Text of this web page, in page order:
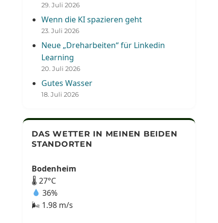
29. Juli 2026
Wenn die KI spazieren geht
23. Juli 2026
Neue „Dreharbeiten“ für Linkedin
Learning
20. Juli 2026
Gutes Wasser
18. Juli 2026
DAS WETTER IN MEINEN BEIDEN
STANDORTEN
Bodenheim
🌡 27°C
36%
🌬 1.98 m/s